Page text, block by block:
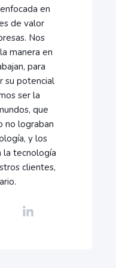
en
de valor
Nos
manera en
para
su potencial
ser la
que
no lograban
y los
la tecnología
clientes,